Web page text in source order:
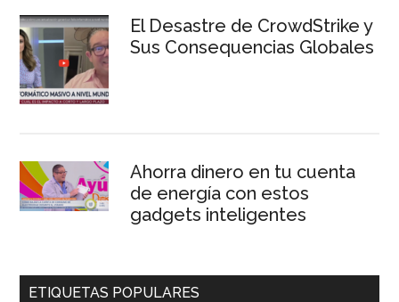
El Desastre de CrowdStrike y
Sus Consequencias Globales
Ahorra dinero en tu cuenta
de energía con estos
gadgets inteligentes
ETIQUETAS POPULARES